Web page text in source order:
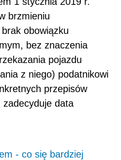
brzmieniu
obowiązku
bez znaczenia
pojazdu
z niego) podatnikowi
przepisów
data
- co się bardziej